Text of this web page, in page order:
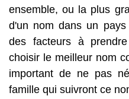
ensemble, ou la plus
d'un nom dans un
des facteurs à
choisir le meilleur nom
important de ne pas
famille qui suivront ce